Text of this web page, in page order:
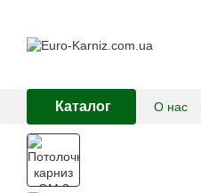
Каталог О нас